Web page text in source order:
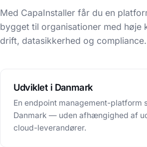
Med CapaInstaller får du en
bygget til organisationer med høje
drift, datasikkerhed og compliance.
Udviklet i Danmark
En endpoint management-platform
Danmark — uden afhængighed af
cloud-leverandører.